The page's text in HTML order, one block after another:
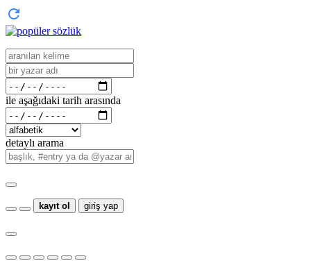
ile aşağıdaki tarih arasında
detaylı arama
kayıt ol giriş yap